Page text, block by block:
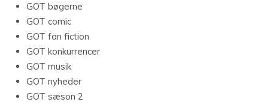
GOT bøgerne
GOT comic
GOT fan fiction
GOT konkurrencer
GOT musik
GOT nyheder
GOT sæson 2